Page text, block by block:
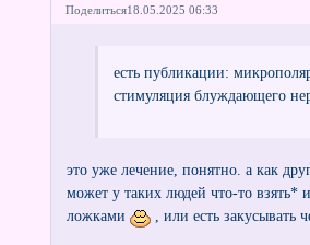
Поделиться18.05.2025 06:33
есть публикации:
стимуляция блуждающего
это уже лечение, понятно. а как
может у таких людей что-то взять*
ложками
, или есть закусывать